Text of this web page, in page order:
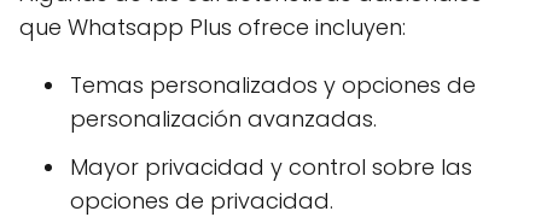
que Whatsapp Plus ofrece incluyen:
Temas personalizados y opciones de
personalización avanzadas.
Mayor privacidad y control sobre las
opciones de privacidad.